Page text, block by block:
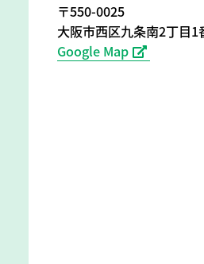
〒550-0025
大阪市西区九条南2丁目
Google Map